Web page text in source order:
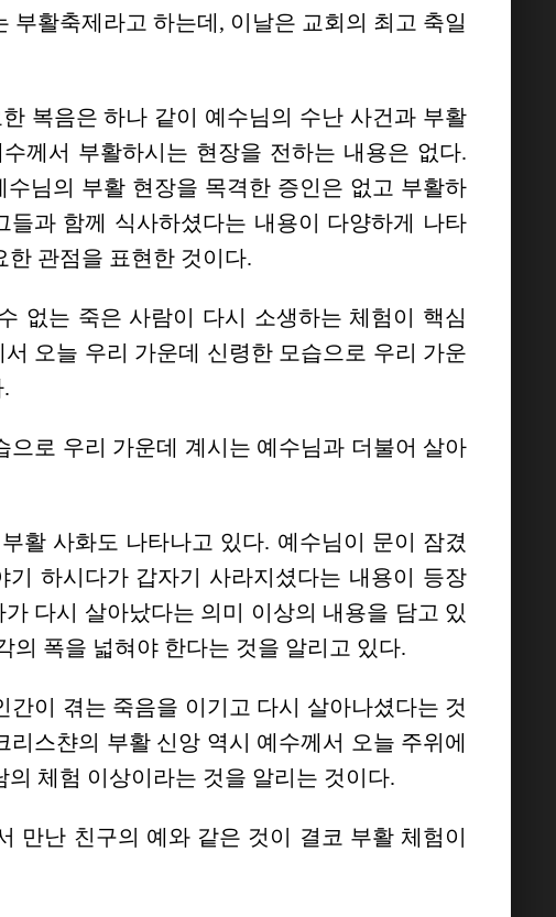
부활축제라고 하는데, 이날은 교회의 최고 축일
복음은 하나 같이 예수님의 수난 사건과 부활
께서 부활하시는 현장을 전하는 내용은 없다.
님의 부활 현장을 목격한 증인은 없고 부활하
과 함께 식사하셨다는 내용이 다양하게 나타
한 관점을 표현한 것이다.
없는 죽은 사람이 다시 소생하는 체험이 핵심
오늘 우리 가운데 신령한 모습으로 우리 가운
으로 우리 가운데 계시는 예수님과 더불어 살아
활 사화도 나타나고 있다. 예수님이 문이 잠겼
하시다가 갑자기 사라지셨다는 내용이 등장
다시 살아났다는 의미 이상의 내용을 담고 있
의 폭을 넓혀야 한다는 것을 알리고 있다.
이 겪는 죽음을 이기고 다시 살아나셨다는 것
스챤의 부활 신앙 역시 예수께서 오늘 주위에
체험 이상이라는 것을 알리는 것이다.
만난 친구의 예와 같은 것이 결코 부활 체험이